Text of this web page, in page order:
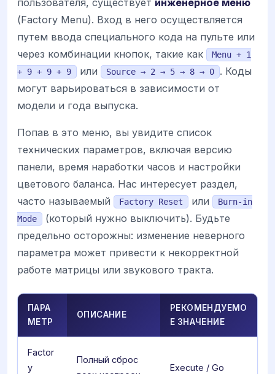
(Factory Menu). Вход в него осуществляется
путем ввода специального кода на пульте или
через комбинации кнопок, такие как
Menu + 1
+ 9 + 9 + 9
или Source → 2 → 5 → 8 → 0
. Коды
могут варьироваться в зависимости от
модели и года выпуска.
Попав в это меню, вы увидите список
технических параметров, включая версию
панели, время наработки часов и настройки
цветового баланса. Нас интересует раздел,
часто называемый
Factory Reset или
Burn-in
Mode
(который нужно выключить). Будьте
предельно осторожны: изменение неверного
параметра может привести к некорректной
работе матрицы или звукового тракта.
ПАРА
МЕТР
ОПИСАНИЕ
РЕКОМЕНДУЕМО
Е ЗНАЧЕНИЕ
Factor
y
Полный сброс
Execute / Go